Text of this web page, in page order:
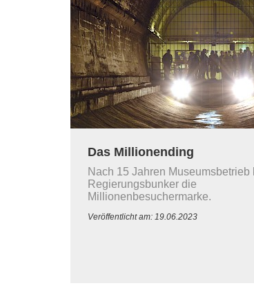
Das Millionending
Nach 15 Jahren Museumsbetrieb
Regierungsbunker die
Millionenbesuchermarke.
Veröffentlicht am: 19.06.2023